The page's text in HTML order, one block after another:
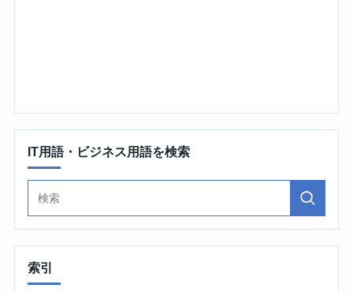
IT用語・ビジネス用語を検索
索引